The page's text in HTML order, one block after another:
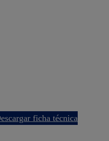
descargar ficha técnica